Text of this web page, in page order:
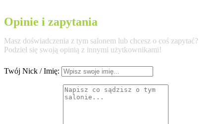
Opinie i zapytania
Masz doświadczenia z tym salonem lub chcesz o coś zapytać?
Podziel się swoją opinią z innymi użytkownikami!
Twój Nick / Imię: